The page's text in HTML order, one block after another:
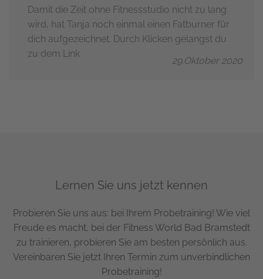
Damit die Zeit ohne Fitnessstudio nicht zu lang
wird, hat Tanja noch einmal einen Fatburner für
dich aufgezeichnet. Durch Klicken gelangst du
zu dem Link
29.Oktober 2020
Lernen Sie uns jetzt kennen
Probieren Sie uns aus: bei Ihrem Probetraining! Wie viel
Freude es macht, bei der Fitness World Bad Bramstedt
zu trainieren, probieren Sie am besten persönlich aus.
Vereinbaren Sie jetzt Ihren Termin zum unverbindlichen
Probetraining!